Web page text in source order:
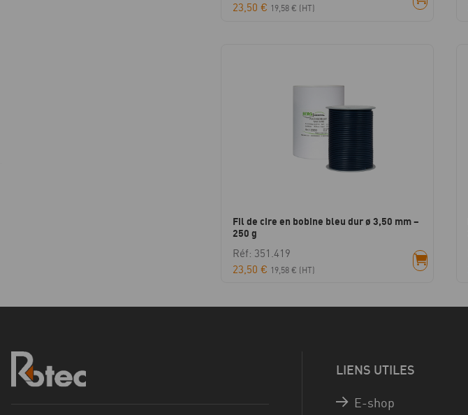
23,50 € 19,58 € (HT)
Fil de cire en bobine bleu dur ø 3,50 mm –
250 g
Réf: 351.419
23,50 € 19,58 € (HT)
LIENS UTILES
E-shop